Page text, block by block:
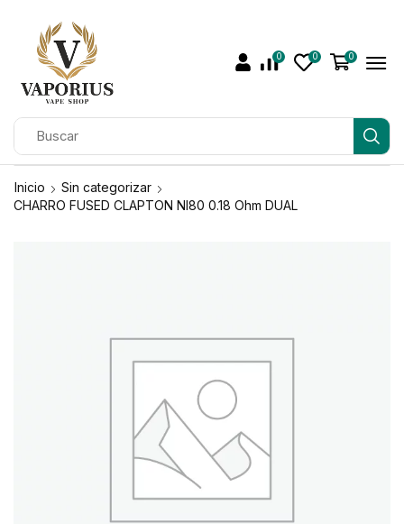
0 0 0
Inicio
Sin categorizar
CHARRO FUSED CLAPTON NI80 0.18 Ohm DUAL